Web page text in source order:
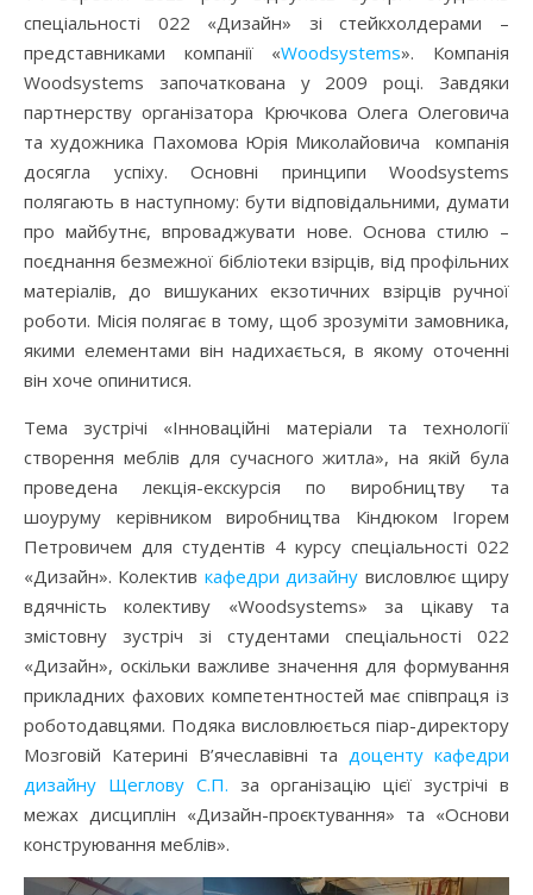
спеціальності 022 «Дизайн» зі стейкхолдерами –
представниками компанії «Woodsystems». Компанія
Woodsystems започаткована у 2009 році. Завдяки
партнерству організатора Крючкова Олега Олеговича
та художника Пахомова Юрія Миколайовича компанія
досягла успіху. Основні принципи Woodsystems
полягають в наступному: бути відповідальними, думати
про майбутнє, впроваджувати нове. Основа стилю –
поєднання безмежної бібліотеки взірців, від профільних
матеріалів, до вишуканих екзотичних взірців ручної
роботи. Місія полягає в тому, щоб зрозуміти замовника,
якими елементами він надихається, в якому оточенні
він хоче опинитися.
Тема зустрічі «Інноваційні матеріали та технології
створення меблів для сучасного житла», на якій була
проведена лекція-екскурсія по виробництву та
шоуруму керівником виробництва Кіндюком Ігорем
Петровичем для студентів 4 курсу спеціальності 022
«Дизайн». Колектив кафедри дизайну висловлює щиру
вдячність колективу «Woodsystems» за цікаву та
змістовну зустріч зі студентами спеціальності 022
«Дизайн», оскільки важливе значення для формування
прикладних фахових компетентностей має співпраця із
роботодавцями. Подяка висловлюється піар-директору
Мозговій Катерині В’ячеславівні та доценту кафедри
дизайну Щеглову С.П. за організацію цієї зустрічі в
межах дисциплін «Дизайн-проєктування» та «Основи
конструювання меблів».